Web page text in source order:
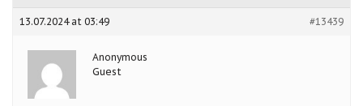
13.07.2024 at 03:49 #13439
Anonymous
Guest